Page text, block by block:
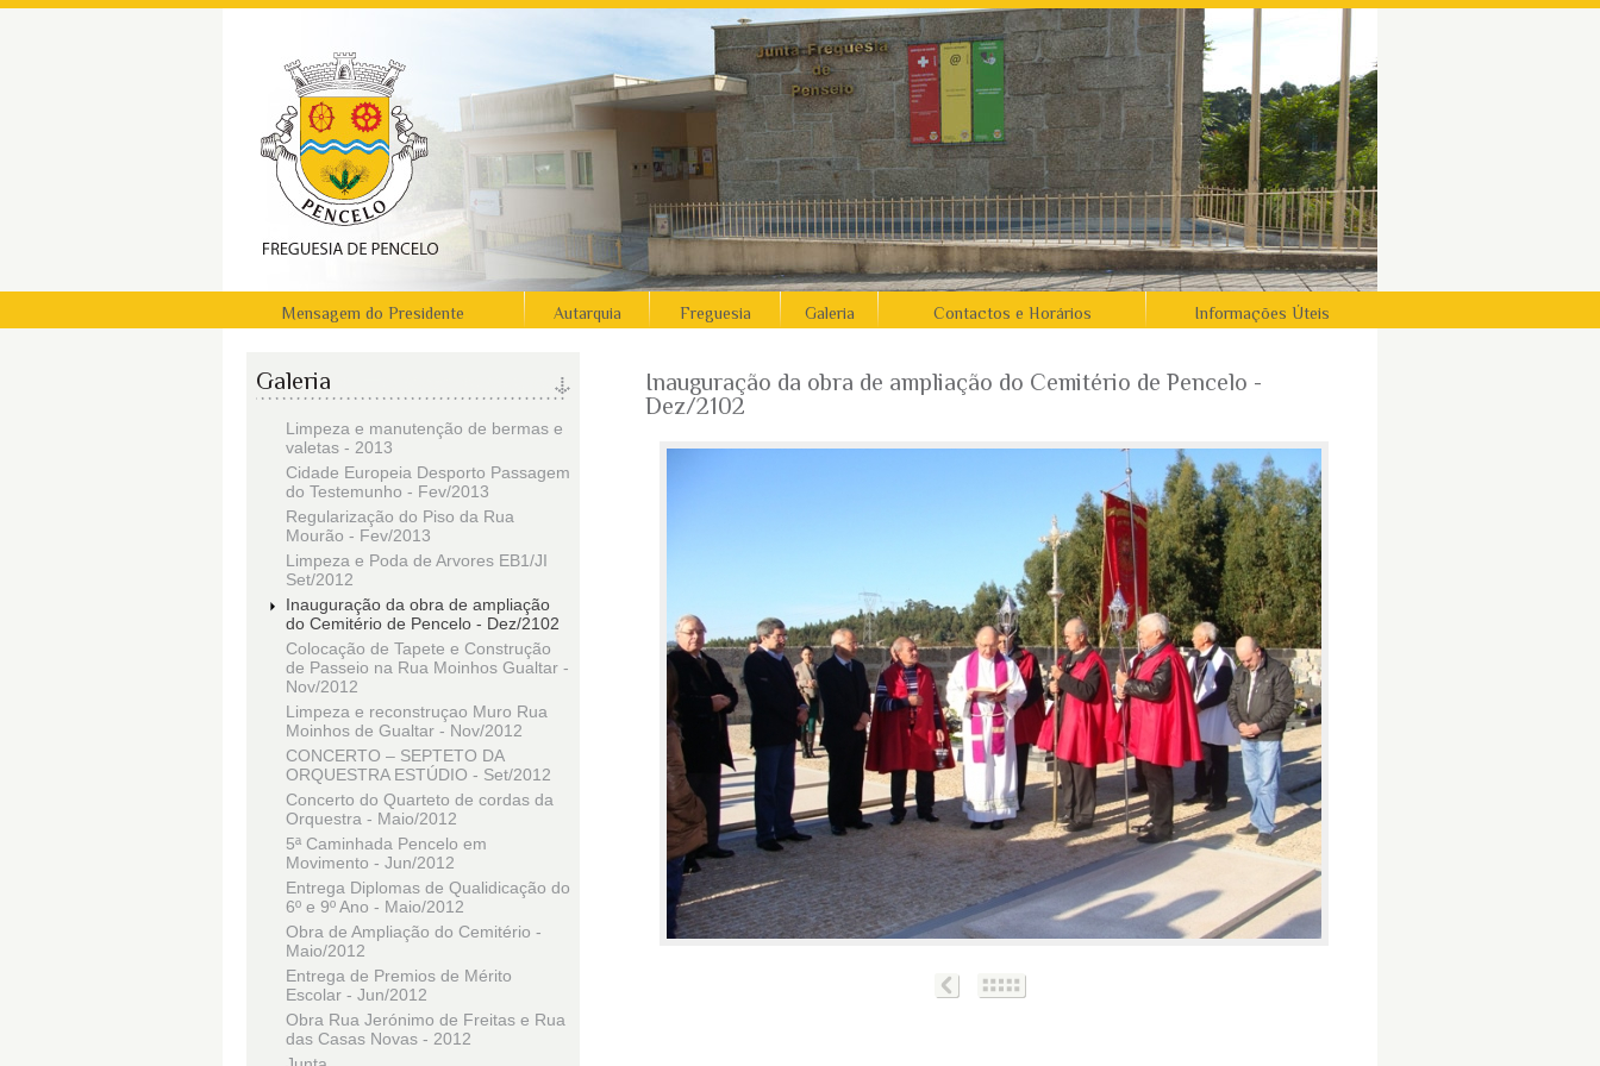
Mensagem do Presidente Autarquia Freguesia Galeria Contactos e Horários Informações Úteis
Galeria
Limpeza e manutenção de bermas e
valetas - 2013
Cidade Europeia Desporto Passagem
do Testemunho - Fev/2013
Regularização do Piso da Rua
Mourão - Fev/2013
Limpeza e Poda de Arvores EB1/JI
Set/2012
Inauguração da obra de ampliação
do Cemitério de Pencelo - Dez/2102
Colocação de Tapete e Construção
de Passeio na Rua Moinhos Gualtar -
Nov/2012
Limpeza e reconstruçao Muro Rua
Moinhos de Gualtar - Nov/2012
CONCERTO – SEPTETO DA
ORQUESTRA ESTÚDIO - Set/2012
Concerto do Quarteto de cordas da
Orquestra - Maio/2012
5ª Caminhada Pencelo em
Movimento - Jun/2012
Entrega Diplomas de Qualidicação do
6º e 9º Ano - Maio/2012
Obra de Ampliação do Cemitério -
Maio/2012
Entrega de Premios de Mérito
Escolar - Jun/2012
Obra Rua Jerónimo de Freitas e Rua
das Casas Novas - 2012
Inauguração da obra de ampliação do Cemitério de Pencelo -
Dez/2102